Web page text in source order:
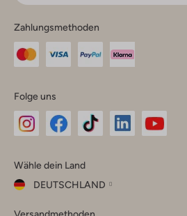
Zahlungsmethoden
Folge uns
Instagram
Facebook
TikTok
Wähle dein Land
DEUTSCHLAND